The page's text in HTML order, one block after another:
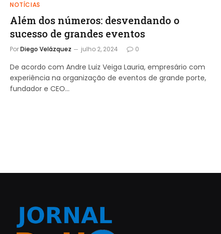
NOTÍCIAS
Além dos números: desvendando o
sucesso de grandes eventos
PorDiego Velázquez julho 2, 2024 0
De acordo com Andre Luiz Veiga Lauria, empresário com
experiência na organização de eventos de grande porte,
fundador e CEO…